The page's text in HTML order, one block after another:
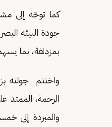
كما توجّه إلى
بمزدلفة، بما
واختتم جولته
والمبردة إلى